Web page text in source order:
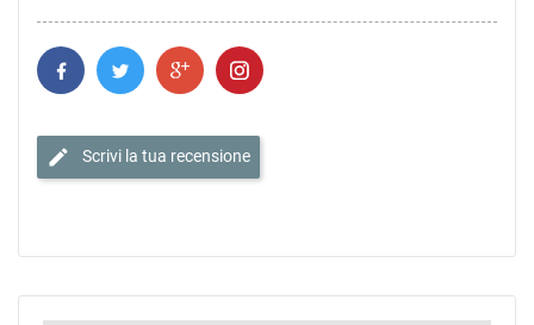
edit Scrivi la tua recensione